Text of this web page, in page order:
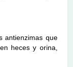
antienzimas que
heces y orina,